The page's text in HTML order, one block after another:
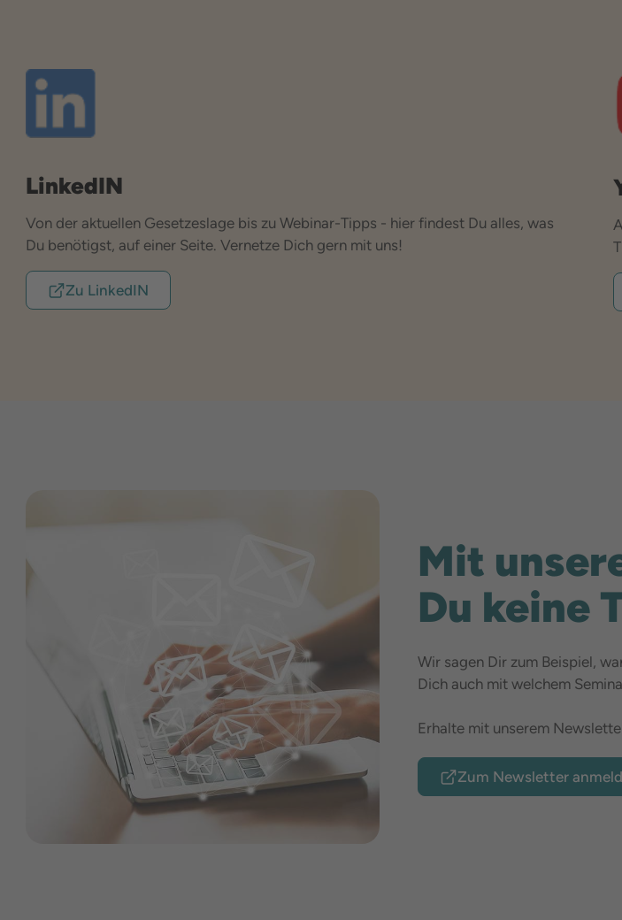
LinkedIN
Von der aktuellen Gesetzeslage bis zu Webinar-Tipps - hier findest Du alles, was
Du benötigst, auf einer Seite. Vernetze Dich gern mit uns!
Zu LinkedIN
Mit
Du keine
Wir sagen Dir zum Beispiel,
Dich auch mit welchem
Erhalte mit unserem
Zum Newsletter